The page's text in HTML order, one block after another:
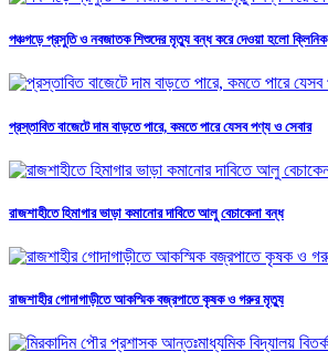
পঞ্চগড়ে প্রসুতি ও নবজাতক শিশুদের মৃত্যু বন্ধ করে দেওয়া হলো ক্লিনিক
প্রস্তাবিত বাজেটে দাম বাড়তে পারে, কমতে পারে যেসব পণ্য ও সেবার
রাজশাহীতে হিমাগার ভাড়া কমানোর দাবিতে আলু বেচাকেনা বন্ধ
রাজশাহীর গোদাগাড়ীতে আকস্মিক বজ্রপাতে কৃষক ও গরুর মৃত্যু